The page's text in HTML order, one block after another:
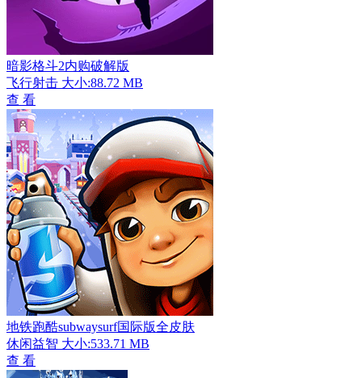
暗影格斗2内购破解版
飞行射击 大小:88.72 MB
查 看
地铁跑酷subwaysurf国际版全皮肤
休闲益智 大小:533.71 MB
查 看